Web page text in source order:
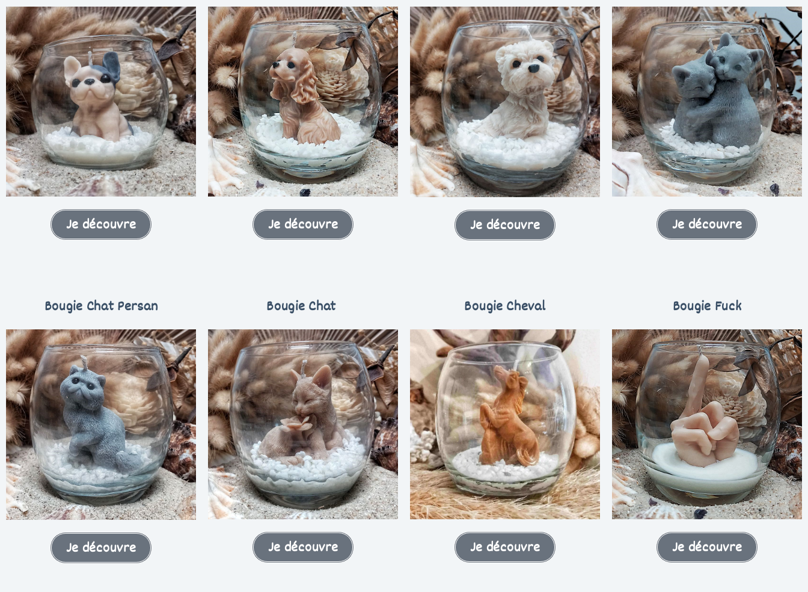
Je découvre Je découvre Je découvre Je découvre
Bougie Chat Persan
Je découvre
Bougie Chat
Je découvre
Bougie Cheval
Je découvre
Bougie Fuck
Je découvre